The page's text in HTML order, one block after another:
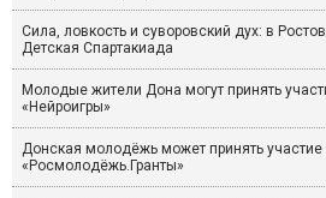
Сила, ловкость и суворовский дух: в
Детская Спартакиада
Молодые жители Дона могут принять
«Нейроигры»
Донская молодёжь может принять участие
«Росмолодёжь.Гранты»